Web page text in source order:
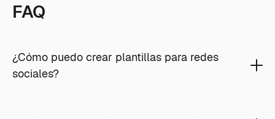
FAQ
¿Cómo puedo crear plantillas para redes
sociales?